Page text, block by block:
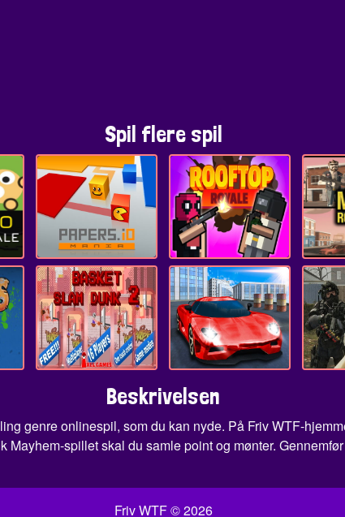
Spil flere spil
Beskrivelsen
genre onlinespil, som du kan nyde. På Friv WTF-
spillet skal du samle point og mønter.
Friv WTF © 2026